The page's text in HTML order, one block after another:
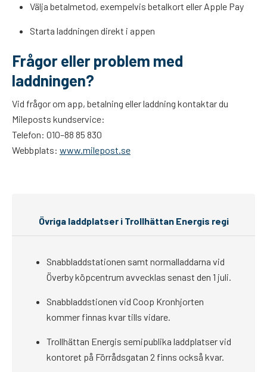
Välja betalmetod, exempelvis betalkort eller Apple Pay
Starta laddningen direkt i appen
Frågor eller problem med
laddningen?
Vid frågor om app, betalning eller laddning kontaktar du
Mileposts kundservice:
Telefon: 010–88 85 830
Webbplats: www.milepost.se
Övriga laddplatser i Trollhättan Energis regi
Snabbladdstationen samt normalladdarna vid
Överby köpcentrum avvecklas senast den 1 juli.
Snabbladdstionen vid Coop Kronhjorten
kommer finnas kvar tills vidare.
Trollhättan Energis semipublika laddplatser vid
kontoret på Förrådsgatan 2 finns också kvar.